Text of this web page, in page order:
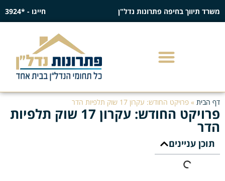
משרד תיווך בחיפה פתרונות נדל"ן חייגו - *3924
דף הבית » פרויקט החודש: עקרון 17 שוק תלפיות הדר
פרויקט החודש: עקרון 17 שוק תלפיות
הדר
תוכן עניינים